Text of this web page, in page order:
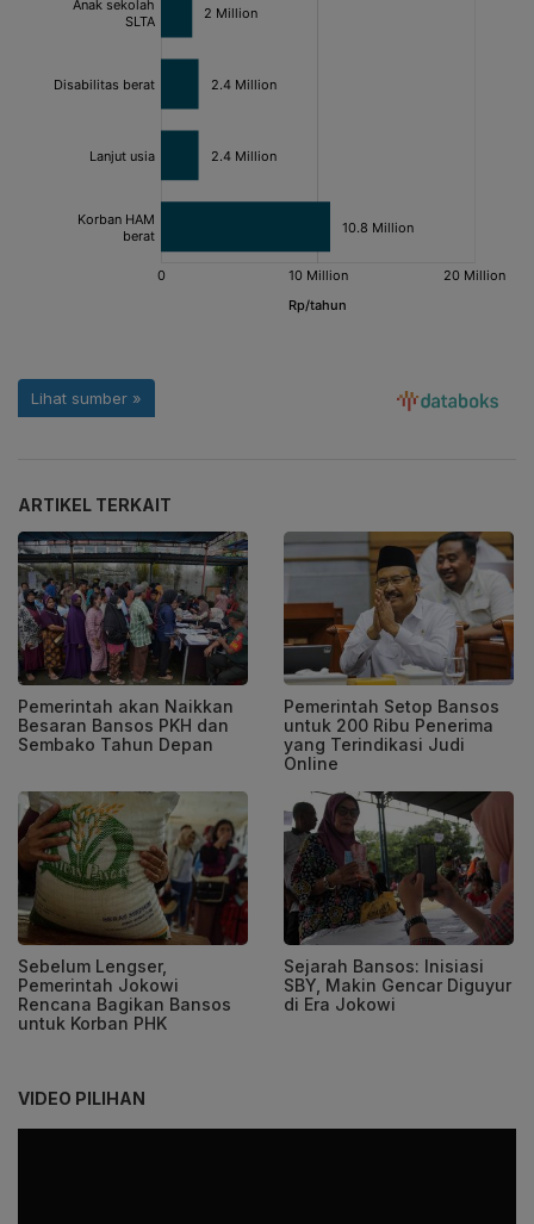
ARTIKEL TERKAIT
Pemerintah akan Naikkan
Besaran Bansos PKH dan
Sembako Tahun Depan
Pemerintah Setop Bansos
untuk 200 Ribu Penerima
yang Terindikasi Judi
Online
Sebelum Lengser,
Pemerintah Jokowi
Rencana Bagikan Bansos
untuk Korban PHK
Sejarah Bansos: Inisiasi
SBY, Makin Gencar Diguyur
di Era Jokowi
VIDEO PILIHAN